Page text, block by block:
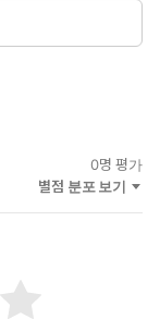
)
스)
0명 평가
별점 분포 보기